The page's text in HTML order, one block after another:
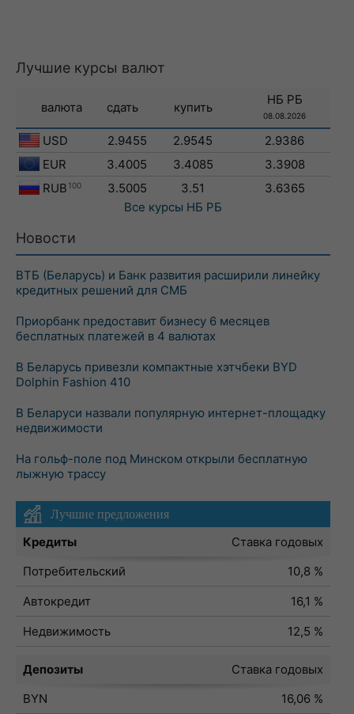
Лучшие курсы валют
валюта сдать купить
НБ РБ
08.08.2026
USD 2.9455 2.9545
2.9386
EUR
3.4005 3.4085
3.3908
RUB 100 3.5005 3.51
3.6365
Все курсы НБ РБ
Новости
ВТБ (Беларусь) и Банк развития расширили линейку
кредитных решений для СМБ
Приорбанк предоставит бизнесу 6 месяцев
бесплатных платежей в 4 валютах
В Беларусь привезли компактные хэтчбеки BYD
Dolphin Fashion 410
В Беларуси назвали популярную интернет-площадку
недвижимости
На гольф-поле под Минском открыли бесплатную
лыжную трассу
Лучшие предложения
Кредиты
Ставка годовых
Потребительский
10,8 %
Автокредит
16,1 %
Недвижимость
12,5 %
Депозиты
Ставка годовых
BYN
16,06 %